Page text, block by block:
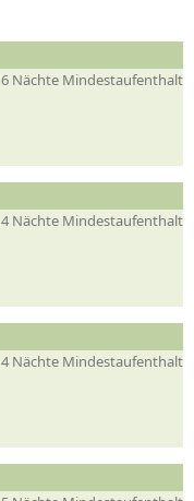
6 Nächte Mindestaufenthalt
4 Nächte Mindestaufenthalt
4 Nächte Mindestaufenthalt